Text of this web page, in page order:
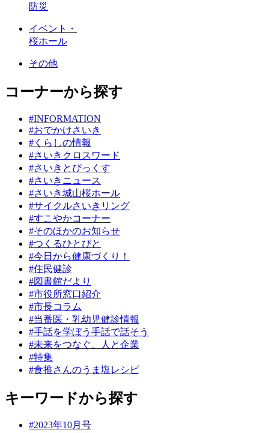
防災
イベント・
桜ホール
その他
コーナーから探す
#INFORMATION
#おでかけさいき
#くらしの情報
#さいきクロスワード
#さいきとぴっくす
#さいきニュース
#さいき城山桜ホール
#サイクルさいきリング
#すこやかコーナー
#そのほかのお知らせ
#つくるひとびと
#今日から健康づくり！
#住民健診
#図書館だより
#市役所窓口紹介
#市長コラム
#当番医・乳幼児健診情報
#手話を学ぼう手話で話そう
#未来をつなぐ、人と企業
#特集
#食推さんのうま塩レシピ
キーワードから探す
#2023年10月号